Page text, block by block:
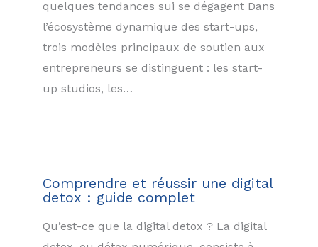
quelques tendances sui se dégagent Dans
l’écosystème dynamique des start-ups,
trois modèles principaux de soutien aux
entrepreneurs se distinguent : les start-
up studios, les…
Comprendre et réussir une digital
detox : guide complet
Qu’est-ce que la digital detox ? La digital